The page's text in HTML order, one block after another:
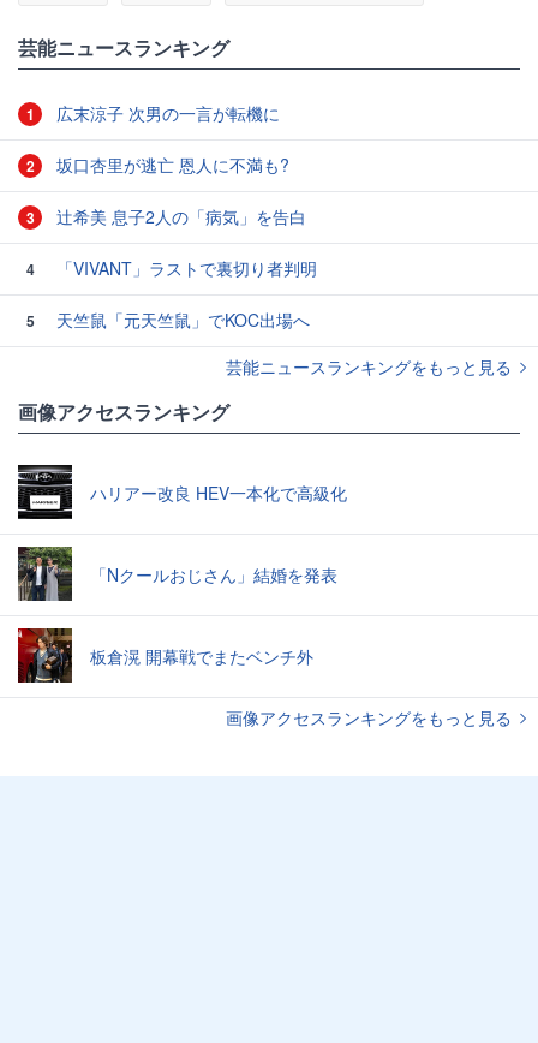
芸能ニュースランキング
1 広末涼子 次男の一言が転機に
2 坂口杏里が逃亡 恩人に不満も?
3 辻希美 息子2人の「病気」を告白
4 「VIVANT」ラストで裏切り者判明
5
天竺鼠「元天竺鼠」でKOC出場へ
芸能ニュースランキングをもっと見る
画像アクセスランキング
ハリアー改良 HEV一本化で高級化
「Nクールおじさん」結婚を発表
板倉滉 開幕戦でまたベンチ外
画像アクセスランキングをもっと見る